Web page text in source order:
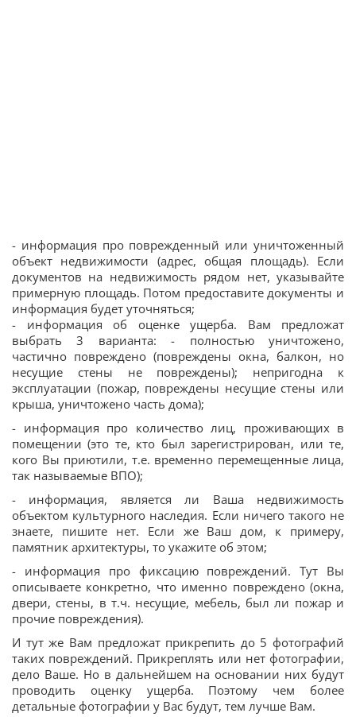
- информация про поврежденный или уничтоженный
объект недвижимости (адрес, общая площадь). Если
документов на недвижимость рядом нет, указывайте
примерную площадь. Потом предоставите документы и
информация будет уточняться;
- информация об оценке ущерба. Вам предложат
выбрать 3 варианта: - полностью уничтожено,
частично повреждено (повреждены окна, балкон, но
несущие стены не повреждены); непригодна к
эксплуатации (пожар, повреждены несущие стены или
крыша, уничтожено часть дома);
- информация про количество лиц, проживающих в
помещении (это те, кто был зарегистрирован, или те,
кого Вы приютили, т.е. временно перемещенные лица,
так называемые ВПО);
- информация, является ли Ваша недвижимость
объектом культурного наследия. Если ничего такого не
знаете, пишите нет. Если же Ваш дом, к примеру,
памятник архитектуры, то укажите об этом;
- информация про фиксацию повреждений. Тут Вы
описываете конкретно, что именно повреждено (окна,
двери, стены, в т.ч. несущие, мебель, был ли пожар и
прочие повреждения).
И тут же Вам предложат прикрепить до 5 фотографий
таких повреждений. Прикреплять или нет фотографии,
дело Ваше. Но в дальнейшем на основании них будут
проводить оценку ущерба. Поэтому чем более
детальные фотографии у Вас будут, тем лучше Вам.